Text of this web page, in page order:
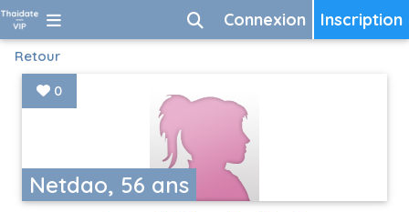
Inscription
Connexion
Retour
Netdao, 56 ans
0